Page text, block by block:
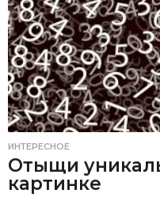
ИНТЕРЕСНОЕ
Отыщи
картинке